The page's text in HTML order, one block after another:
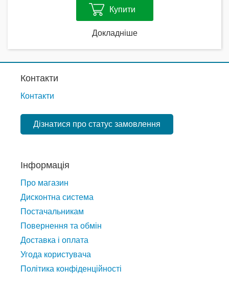
Купити
Докладніше
Контакти
Контакти
Дізнатися про статус замовлення
Інформація
Про магазин
Дисконтна система
Постачальникам
Повернення та обмін
Доставка і оплата
Угода користувача
Політика конфіденційності